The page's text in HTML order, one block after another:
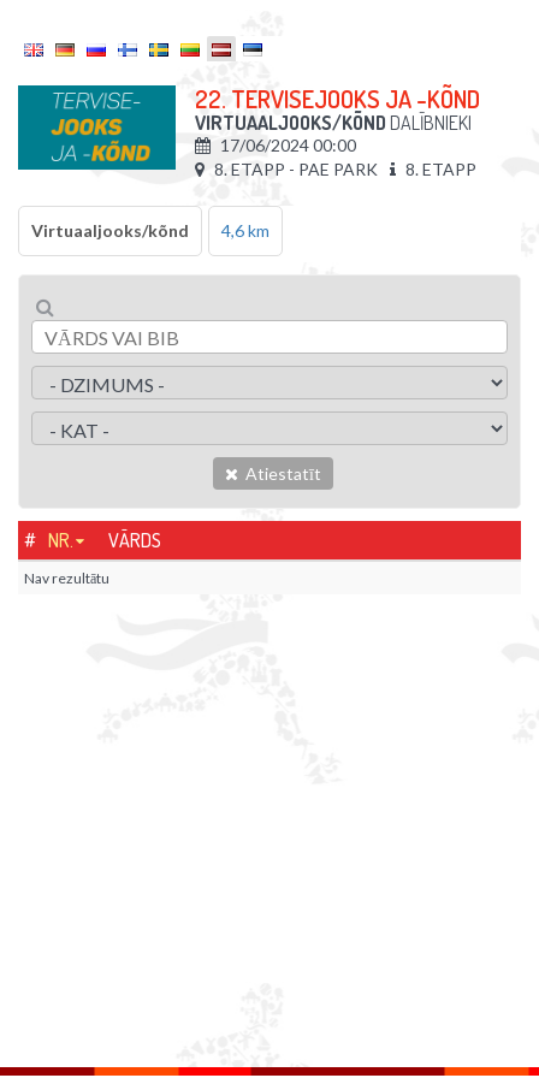
22. TERVISEJOOKS JA -KÕND
VIRTUAALJOOKS/KÕND DALĪBNIEKI
17/06/2024 00:00
8. ETAPP - PAE PARK
8. ETAPP
Virtuaaljooks/kõnd 4,6 km
Atiestatīt
# NR. VĀRDS
Nav rezultātu